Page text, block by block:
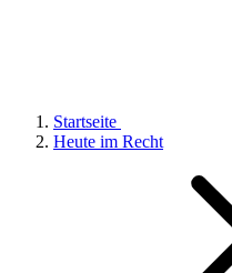
Startseite
Heute im Recht